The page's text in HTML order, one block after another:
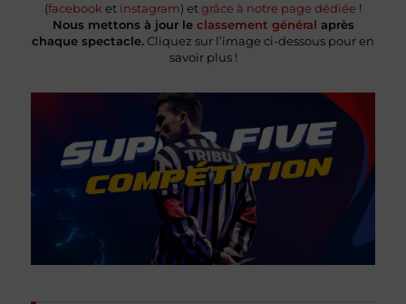
(facebook et instagram) etgrâce à notre page dédiée !
Nous mettons à jour le classement général après
chaque spectacle. Cliquez sur l’image ci-dessous pour en
savoir plus !